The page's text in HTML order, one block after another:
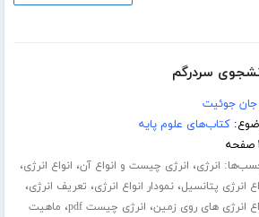
سردرگم
جان جوئیت
کتاب‌های علوم پایه
انرژی، انرژی چیست و انواع آن، انواع انرژی،
انرژی پتانسیل،نمودار انواع انرژی، تعریف انرژی،
انرژی های روی زمین، انرژی چیست pdf ، ماهیت